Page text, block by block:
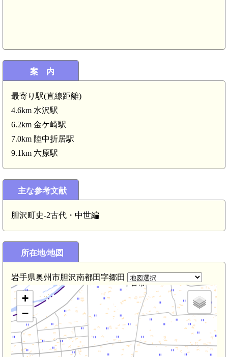
案 内
最寄り駅(直線距離)
4.6km 水沢駅
6.2km 金ケ崎駅
7.0km 陸中折居駅
9.1km 六原駅
主な参考文献
胆沢町史-2古代・中世編
所在地/地図
岩手県奥州市胆沢南都田字郷田
八幡館(金ケ崎町)(2.5km)
陸奥 松本館(2.9km)
+
−